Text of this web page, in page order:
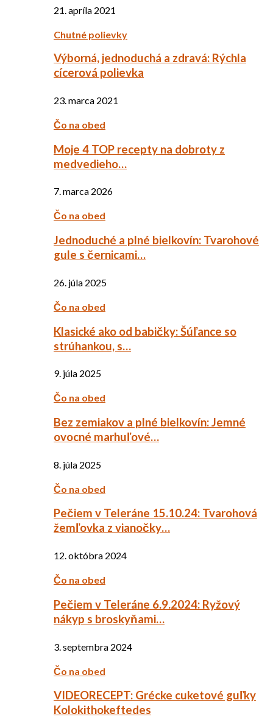
21. apríla 2021
Chutné polievky
Výborná, jednoduchá a zdravá: Rýchla
cícerová polievka
23. marca 2021
Čo na obed
Moje 4 TOP recepty na dobroty z
medvedieho…
7. marca 2026
Čo na obed
Jednoduché a plné bielkovín: Tvarohové
gule s černicami…
26. júla 2025
Čo na obed
Klasické ako od babičky: Šúľance so
strúhankou, s…
9. júla 2025
Čo na obed
Bez zemiakov a plné bielkovín: Jemné
ovocné marhuľové…
8. júla 2025
Čo na obed
Pečiem v Teleráne 15.10.24: Tvarohová
žemľovka z vianočky…
12. októbra 2024
Čo na obed
Pečiem v Teleráne 6.9.2024: Ryžový
nákyp s broskyňami…
3. septembra 2024
Čo na obed
VIDEORECEPT: Grécke cuketové guľky
Kolokithokeftedes